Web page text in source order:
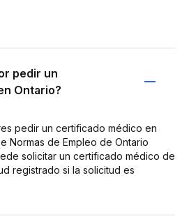
pedir un
Ontario?
pedir un certificado médico en
Normas de Empleo de Ontario
solicitar un certificado médico de
registrado si la solicitud es